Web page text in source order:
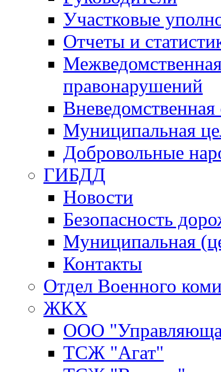
Участковые
Отчеты и
правонарушений
Вневедомственная
Муниципальная
Добровольные
ГИБДД
Новости
Безопасность
Муниципальная
Контакты
Отдел Военного
ЖКХ
ООО
ТСЖ "Агат"